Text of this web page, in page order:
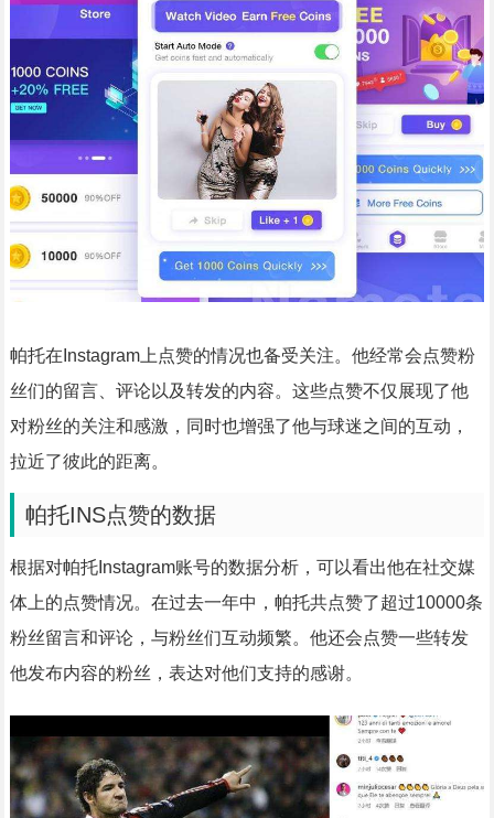
帕托在Instagram上点赞的情况也备受关注。他经常会点赞粉
丝们的留言、评论以及转发的内容。这些点赞不仅展现了他
对粉丝的关注和感激，同时也增强了他与球迷之间的互动，
拉近了彼此的距离。
帕托INS点赞的数据
根据对帕托Instagram账号的数据分析，可以看出他在社交媒
体上的点赞情况。在过去一年中，帕托共点赞了超过10000条
粉丝留言和评论，与粉丝们互动频繁。他还会点赞一些转发
他发布内容的粉丝，表达对他们支持的感谢。